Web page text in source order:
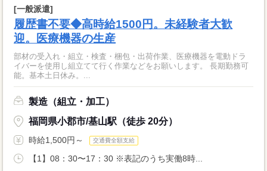
[一般派遣]
履歴書不要◆高時給1500円。未経験者大歓
迎。医療機器の生産
部材の受入れ・組立・検査・梱包・出荷作業、医療機器を電動ドラ
イバーを使用し組立てて行く作業などをお願いします。 長期勤務可
能。基本土日休み。...
製造（組立・加工）
福岡県小郡市/基山駅（徒歩 20分）
時給1,500円～ 交通費全額支給
【1】08：30〜17：30 ※表記のうち実働8時...